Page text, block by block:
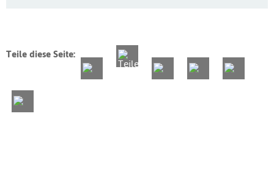
Teile diese Seite: